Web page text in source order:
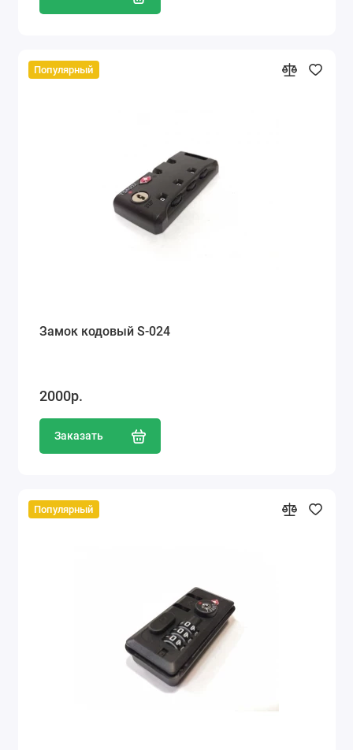
Популярный
Замок кодовый S-024
2000р.
Заказать
Популярный